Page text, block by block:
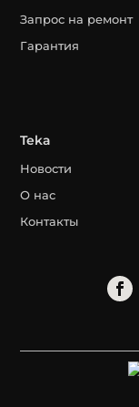
Запрос на ремонт
Гарантия
Teka
Новости
О нас
Контакты